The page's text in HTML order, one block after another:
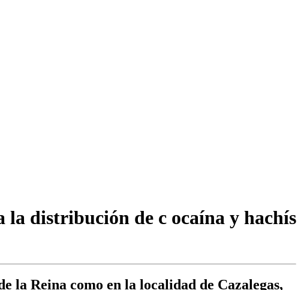
distribución de c ocaína y hachís
la Reina como en la localidad de Cazalegas,